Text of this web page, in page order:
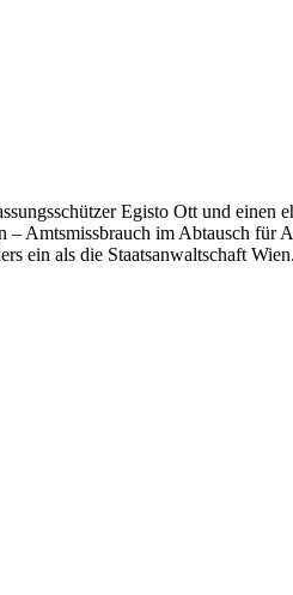
Egisto Ott und einen
– Amtsmissbrauch im Abtausch für
ein als die Staatsanwaltschaft